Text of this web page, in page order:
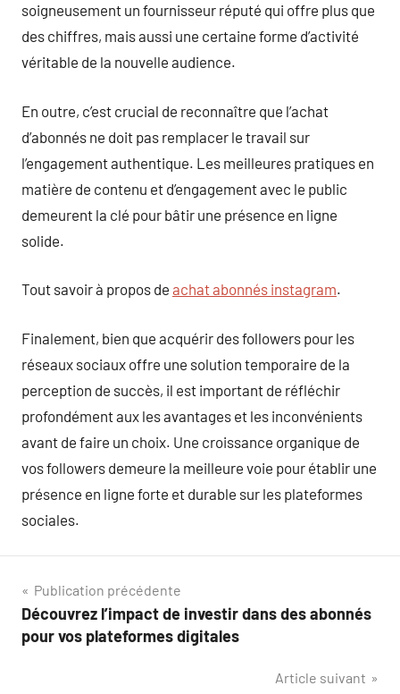
soigneusement un fournisseur réputé qui offre plus que
des chiffres, mais aussi une certaine forme d’activité
véritable de la nouvelle audience.
En outre, c’est crucial de reconnaître que l’achat
d’abonnés ne doit pas remplacer le travail sur
l’engagement authentique. Les meilleures pratiques en
matière de contenu et d’engagement avec le public
demeurent la clé pour bâtir une présence en ligne
solide.
Tout savoir à propos de achat abonnés instagram.
Finalement, bien que acquérir des followers pour les
réseaux sociaux offre une solution temporaire de la
perception de succès, il est important de réfléchir
profondément aux les avantages et les inconvénients
avant de faire un choix. Une croissance organique de
vos followers demeure la meilleure voie pour établir une
présence en ligne forte et durable sur les plateformes
sociales.
Navigation
de
Publication précédente
Découvrez l’impact de investir dans des abonnés
pour vos plateformes digitales
Article suivant